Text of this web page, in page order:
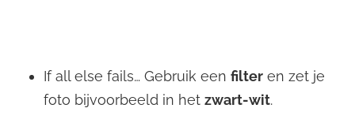
If all else fails… Gebruik een filter en zet je
foto bijvoorbeeld in het zwart-wit.